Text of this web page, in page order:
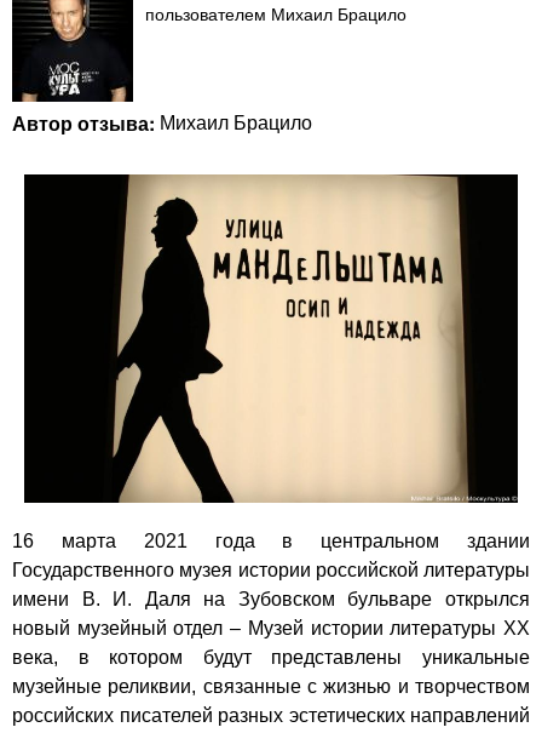
пользователем Михаил Брацило
Автор отзыва: Михаил Брацило
16 марта 2021 года в центральном здании
Государственного музея истории российской литературы
имени В. И. Даля на Зубовском бульваре открылся
новый музейный отдел – Музей истории литературы XX
века, в котором будут представлены уникальные
музейные реликвии, связанные с жизнью и творчеством
российских писателей разных эстетических направлений